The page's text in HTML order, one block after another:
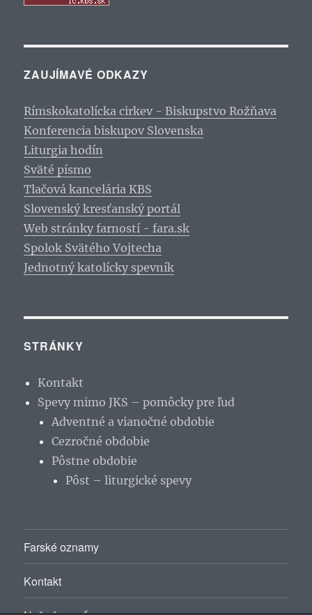
ZAUJÍMAVÉ ODKAZY
Rímskokatolícka cirkev - Biskupstvo Rožňava
Konferencia biskupov Slovenska
Liturgia hodín
Sväté písmo
Tlačová kancelária KBS
Slovenský kresťanský portál
Web stránky farností - fara.sk
Spolok Svätého Vojtecha
Jednotný katolícky spevník
STRÁNKY
Kontakt
Spevy mimo JKS – pomôcky pre ľud
Adventné a vianočné obdobie
Cezročné obdobie
Pôstne obdobie
Pôst – liturgické spevy
Farské oznamy
Kontakt